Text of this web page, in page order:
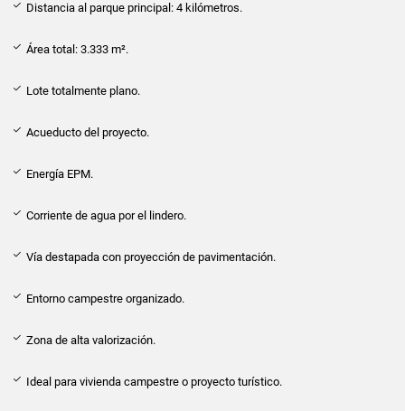
Distancia al parque principal: 4 kilómetros.
Área total: 3.333 m².
Lote totalmente plano.
Acueducto del proyecto.
Energía EPM.
Corriente de agua por el lindero.
Vía destapada con proyección de pavimentación.
Entorno campestre organizado.
Zona de alta valorización.
Ideal para vivienda campestre o proyecto turístico.